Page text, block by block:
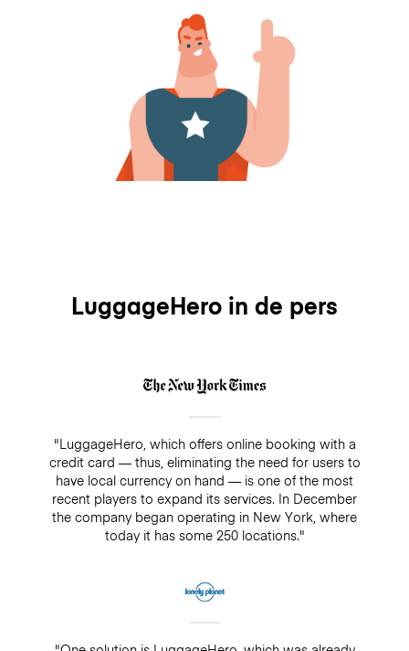
LuggageHero in de pers
"LuggageHero, which offers online booking with a
credit card — thus, eliminating the need for users to
have local currency on hand — is one of the most
recent players to expand its services. In December
the company began operating in New York, where
today it has some 250 locations."